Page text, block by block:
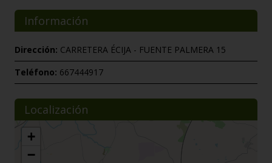
Información
Dirección: CARRETERA ÉCIJA - FUENTE PALMERA 15
Teléfono: 667444917
Localización
+
−